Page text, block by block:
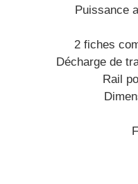
Puissance
2 fiches
Décharge de
Rail